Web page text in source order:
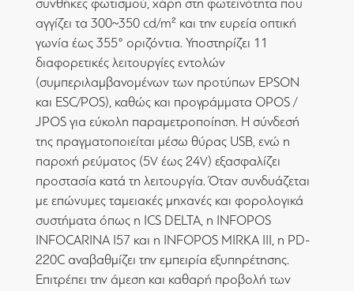
συνθήκες φωτισμού, χάρη στη φωτεινότητα που
αγγίζει τα 300~350 cd/m² και την ευρεία οπτική
γωνία έως 355° οριζόντια. Υποστηρίζει 11
διαφορετικές λειτουργίες εντολών
(συμπεριλαμβανομένων των προτύπων EPSON
και ESC/POS), καθώς και προγράμματα OPOS /
JPOS για εύκολη παραμετροποίηση. Η σύνδεσή
της πραγματοποιείται μέσω θύρας USB, ενώ η
παροχή ρεύματος (5V έως 24V) εξασφαλίζει
προστασία κατά τη λειτουργία. Όταν συνδυάζεται
με επώνυμες ταμειακές μηχανές και φορολογικά
συστήματα όπως η ICS DELTA, η INFOPOS
INFOCARINA I57 και η INFOPOS MIRKA III, η PD-
220C αναβαθμίζει την εμπειρία εξυπηρέτησης.
Επιτρέπει την άμεση και καθαρή προβολή των